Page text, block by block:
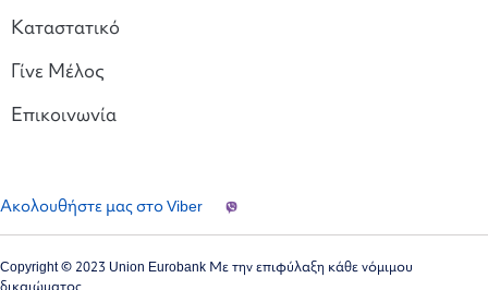
Καταστατικό
Γίνε Μέλος
Επικοινωνία
Ακολουθήστε μας στο Viber
Copyright © 2023 Union Eurobank Με την επιφύλαξη κάθε νόμιμου